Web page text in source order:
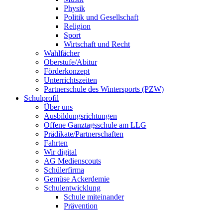
Physik
Politik und Gesellschaft
Religion
Sport
Wirtschaft und Recht
Wahlfächer
Oberstufe/Abitur
Förderkonzept
Unterrichtszeiten
Partnerschule des Wintersports (PZW)
Schulprofil
Über uns
Ausbildungsrichtungen
Offene Ganztagsschule am LLG
Prädikate/Partnerschaften
Fahrten
Wir digital
AG Medienscouts
Schülerfirma
Gemüse Ackerdemie
Schulentwicklung
Schule miteinander
Prävention